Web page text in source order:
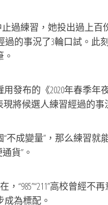
過練習，她投出過上百
過的事況了3輪口試。此
發布的《2020年春季年
將候選人練習經過的事
成變量”，那么練習就
貨”。
高校曾經不
成為標配。